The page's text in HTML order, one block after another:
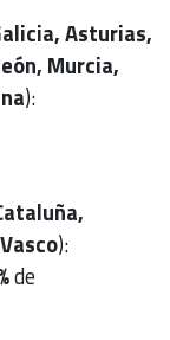
Asturias,
Murcia,
):
):
de